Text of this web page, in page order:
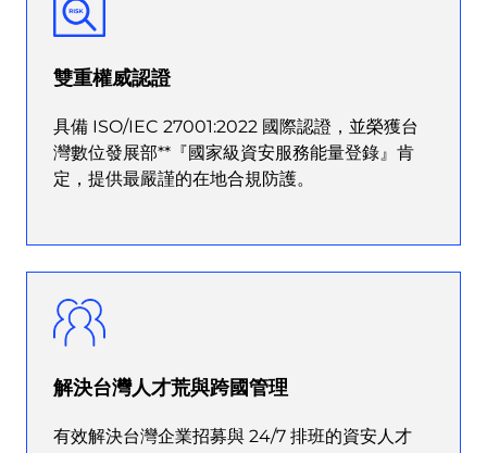
雙重權威認證
具備 ISO/IEC 27001:2022 國際認證，並榮獲台
灣數位發展部**『國家級資安服務能量登錄』肯
定，提供最嚴謹的在地合規防護。
解決台灣人才荒與跨國管理
有效解決台灣企業招募與 24/7 排班的資安人才